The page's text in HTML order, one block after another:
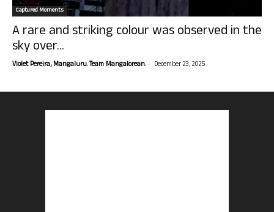
Captured Moments
A rare and striking colour was observed in the
sky over...
Violet Pereira, Mangaluru. Team Mangalorean. - December 23, 2025